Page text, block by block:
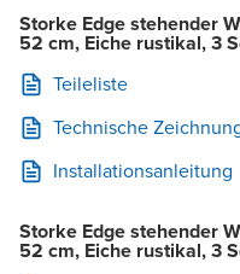
Storke Edge stehender
52 cm, Eiche rustikal, 3
Teileliste
Technische
Installationsanleitung
Storke Edge stehender
52 cm, Eiche rustikal, 3